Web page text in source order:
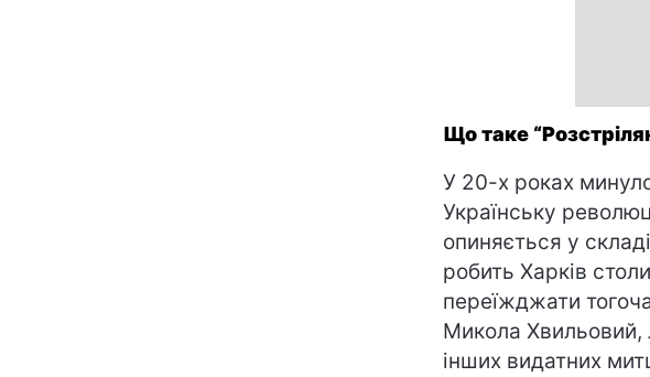
Що таке
У 20-х роках
Українську
опиняється у
робить Харків
переїжджати
Микола
інших видатних